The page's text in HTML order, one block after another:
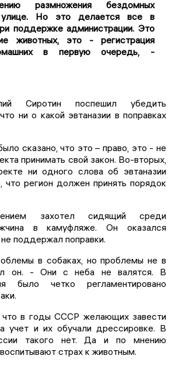
размножения бездомных
Но это делается все в
поддержке администрации. Это
животных, это - регистрация
в первую очередь, -
Сиротин поспешил убедить
ни о какой эвтаназии в поправках
сказано, что это – право, это - не
принимать свой закон. Во-вторых,
ни одного слова об эвтаназии
что регион должен принять порядок
захотел сидящий среди
в камуфляже. Он оказался
поддержал поправки.
в собаках, но проблемы не в
он. - Они с неба не валятся. В
было четко регламентировано
что в годы СССР желающих завести
учет и их обучали дрессировке. В
такого нет. Да и по мнению
страх к животным.